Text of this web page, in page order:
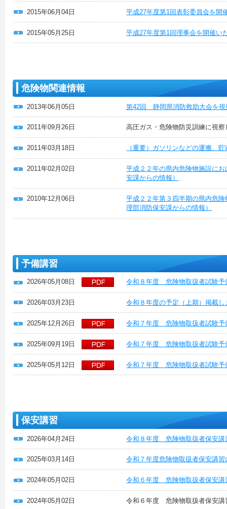
2015年06月04日 平成27年度第1回表彰委員会を開
2015年05月25日 平成27年度第1回理事会を開催い
危険物関連情報
2013年06月05日 第42回 静岡県消防救助大会を視
2011年09月26日 高圧ガス・危険物防災訓練に視察
2011年03月18日 （重要）ガソリンなどの運搬、
2011年02月02日
平成２２年の県内危険物施設に
安課からの情報）
2010年12月06日
平成２２年第３四半期の県内危
理部消防保安課からの情報）
予備講習
2026年05月08日 令和８年度 危険物取扱者試験
2026年03月23日 令和８年度の予定（上期）掲載し
2025年12月26日 令和７年度 危険物取扱者試験
2025年09月19日 令和７年度 危険物取扱者試験
2025年05月12日 令和７年度 危険物取扱者試験
保安講習
2026年04月24日 令和８年度 危険物取扱者保安講
2025年03月14日 令和７年度危険物取扱者保安講習
2024年05月02日 令和６年度 危険物取扱者保安講
2024年05月02日 令和６年度 危険物取扱者保安講